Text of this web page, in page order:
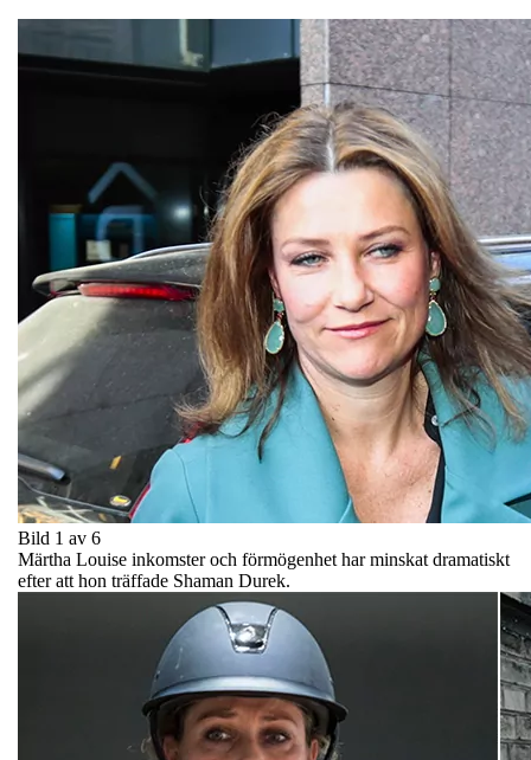
Bild 1 av 6
Märtha Louise inkomster och förmögenhet har minskat dramatiskt
efter att hon träffade Shaman Durek.